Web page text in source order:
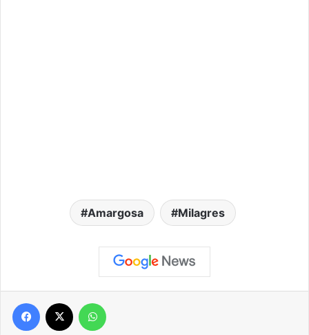
Amargosa Milagres
Facebook